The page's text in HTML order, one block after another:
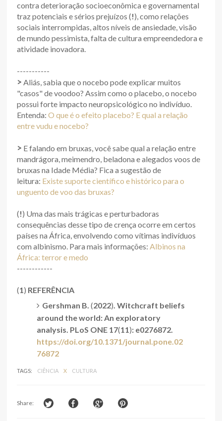
contra deterioração socioeconômica e governamental
traz potenciais e sérios prejuízos (!), como relações
sociais interrompidas, altos níveis de ansiedade, visão
de mundo pessimista, falta de cultura empreendedora e
atividade inovadora.
-----------
> Aliás, sabia que o nocebo pode explicar muitos
"casos" de voodoo? Assim como o placebo, o nocebo
possui forte impacto neuropsicológico no indivíduo.
Entenda: O que é o efeito placebo? E qual a relação
entre vudu e nocebo?
> E falando em bruxas, você sabe qual a relação entre
mandrágora, meimendro, beladona e alegados voos de
bruxas na Idade Média? Fica a sugestão de
leitura: Existe suporte científico e histórico para o
unguento de voo das bruxas?
(!) Uma das mais trágicas e perturbadoras
consequências desse tipo de crença ocorre em certos
países na África, envolvendo como vítimas indivíduos
com albinismo. Para mais informações: Albinos na
África: terror e medo
------------
(1) REFERÊNCIA
Gershman B. (2022). Witchcraft beliefs
around the world: An exploratory
analysis. PLoS ONE 17(11): e0276872.
https://doi.org/10.1371/journal.pone.02
76872
TAGS: CIÊNCIA X CULTURA
Share: